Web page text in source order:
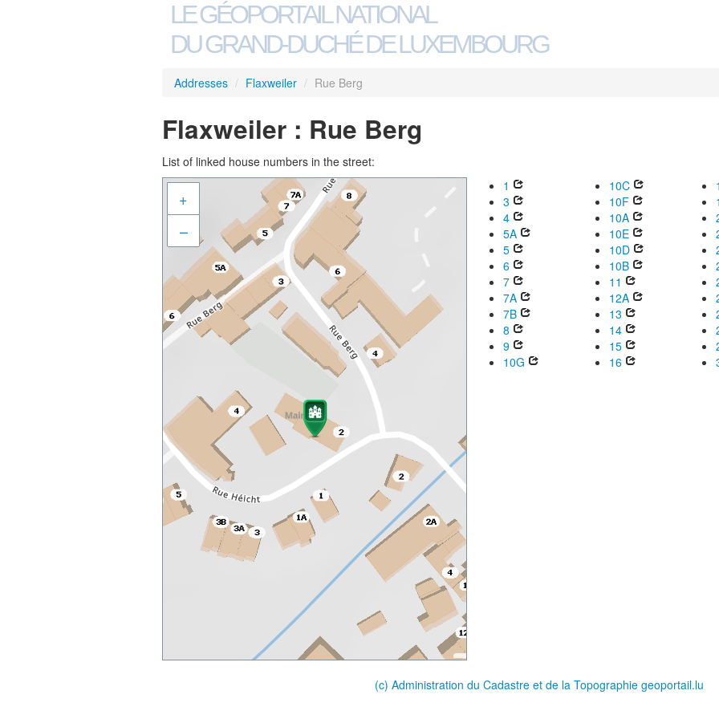
LE GÉOPORTAIL NATIONAL
DU GRAND-DUCHÉ DE LUXEMBOURG
Addresses / Flaxweiler / Rue Berg
Flaxweiler : Rue Berg
List of linked house numbers in the street:
+
–
1
3
4
5A
5
6
7
7A
7B
8
9
10G
10C
10F
10A
10E
10D
10B
11
12A
13
14
15
16
(c) Administration du Cadastre et de la Topographie geoportail.lu